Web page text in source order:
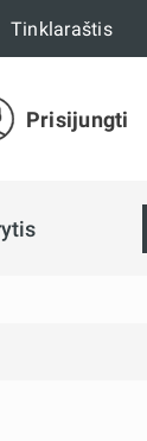
Tinklaraštis
Prisijungti